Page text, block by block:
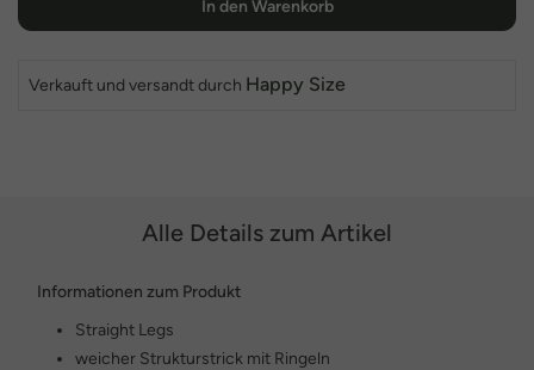
In den Warenkorb
Verkauft und versandt durch Happy Size
Alle Details zum Artikel
Informationen zum Produkt
Straight Legs
weicher Strukturstrick mit Ringeln